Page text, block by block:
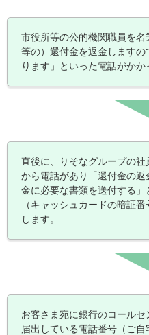
市役所等の公的機関職員を
等の）還付金を返金します
ります」といった電話がかか
直後に、りそなグループの
から電話があり「還付金の
金に必要な書類を送付する
（キャッシュカードの暗証
します。
お客さま宛に銀行のコール
届出している電話番号（ご